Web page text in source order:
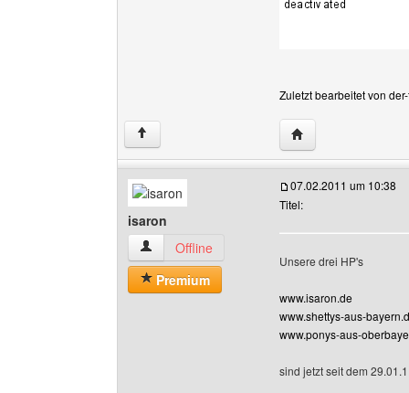
Zuletzt bearbeitet von
↑ Website dieses
isaron
isaron Benutzer-Profile anzeigen
Offline
Premium
07.02.2011 um 10:38
Titel:
Unsere drei HP's
www.isaron.de
www.shettys-aus-
www.ponys-aus-
sind jetzt seit dem